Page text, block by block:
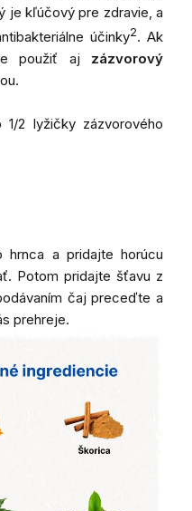
je kľúčový pre zdravie, a
účinky2. Ak
použiť aj zázvorový
2 lyžičky zázvorového
hrnca a pridajte horúcu
Potom pridajte šťavu z
čaj preceďte a
prehreje.